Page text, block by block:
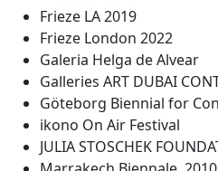
Frieze LA 2019
Frieze London 2022
Galeria Helga de Alvear
Galleries ART DUBAI
Göteborg Biennial for
ikono On Air Festival
JULIA STOSCHEK